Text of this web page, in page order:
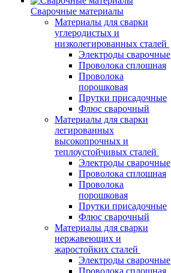
Сварочные материалы
Материалы для сварки
углеродистых и
низколегированных сталей
Электроды сварочные
Проволока сплошная
Проволока
порошковая
Прутки присадочные
Флюс сварочный
Материалы для сварки
легированных
высокопрочных и
теплоустойчивых сталей
Электроды сварочные
Проволока сплошная
Проволока
порошковая
Прутки присадочные
Флюс сварочный
Материалы для сварки
нержавеющих и
жаростойких сталей
Электроды сварочные
Проволока сплошная